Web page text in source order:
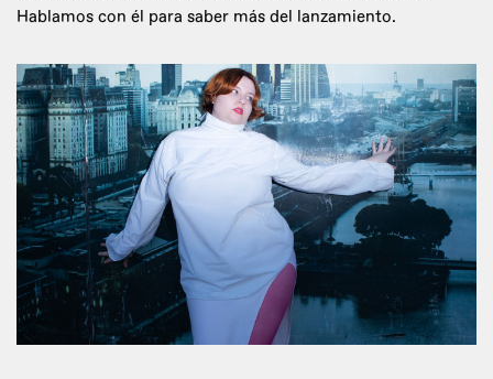
Hablamos con él para saber más del lanzamiento.